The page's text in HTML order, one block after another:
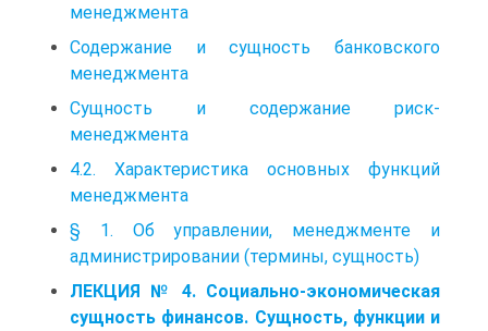
менеджмента
Содержание и сущность банковского
менеджмента
Сущность и содержание риск-
менеджмента
4.2. Характеристика основных функций
менеджмента
§ 1. Об управлении, менеджменте и
администрировании (термины, сущность)
ЛЕКЦИЯ № 4. Социально-экономическая
сущность финансов. Сущность, функции и